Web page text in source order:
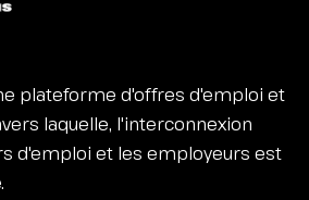
plateforme d'offres d'emploi et
laquelle, l'interconnexion
d'emploi et les employeurs est